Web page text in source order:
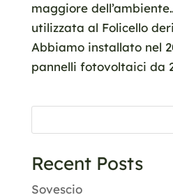
maggiore
utilizzata al Folicello
Abbiamo installato nel
pannelli fotovoltaici da
Recent Posts
Sovescio